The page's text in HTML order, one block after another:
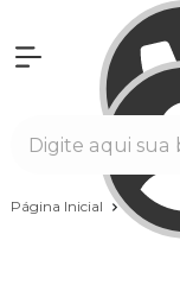
Página Inicial Spas